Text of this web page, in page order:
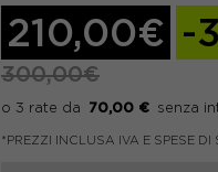
210,00€ -
300,00€
70,00 €
*PREZZI INCLUSA IVA E SPESE DI